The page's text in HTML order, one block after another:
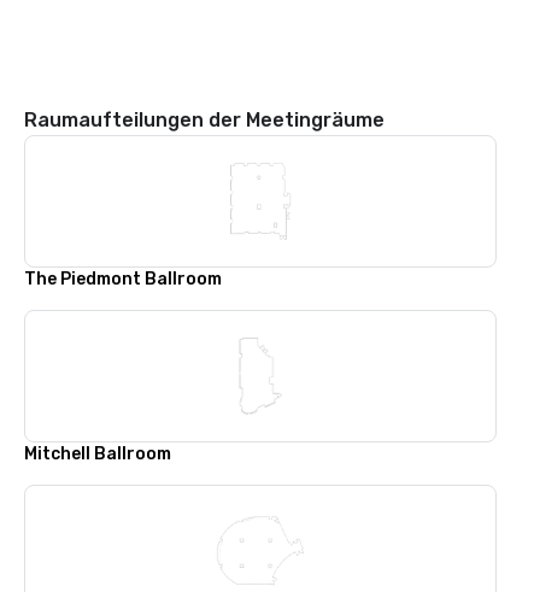
Raumaufteilungen der Meetingräume
The Piedmont Ballroom
Mitchell Ballroom